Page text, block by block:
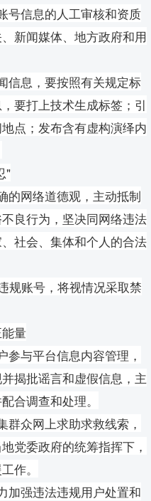
号信息的人工审核和资质
新闻媒体、地方政府和用
信息，要按照有关规定标
要打上技术生成标签；引
点；发布含有虚构演绎内
"
的网络道德观，主动抵制
良行为，坚决同网络违法
社会、集体和个人的合法
规账号，将视情况采取禁
量
参与平台信息内容管理，
揭批谣言和虚假信息，主
合调查和处理。
众网上求助求救线索，
党委政府的统筹指挥下，
作。
加强违法违规用户处置和